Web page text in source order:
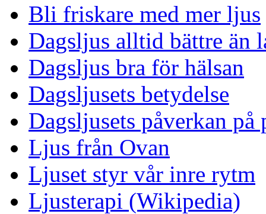
Bli friskare med mer ljus
Dagsljus alltid bättre än
Dagsljus bra för hälsan
Dagsljusets betydelse
Dagsljusets påverkan på
Ljus från Ovan
Ljuset styr vår inre rytm
Ljusterapi (Wikipedia)